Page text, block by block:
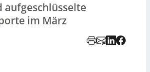
aufgeschlüsselte
im März